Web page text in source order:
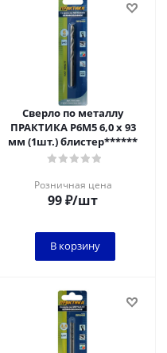
Сверло по металлу
ПРАКТИКА Р6М5 6,0 х 93
мм (1шт.) блистер******
Розничная цена
99₽/шт
В корзину